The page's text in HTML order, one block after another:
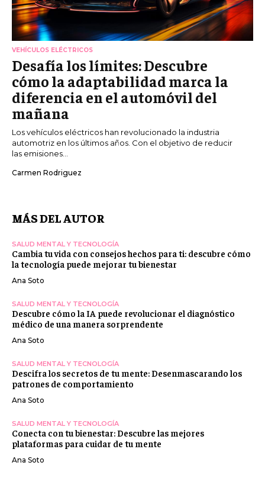
VEHÍCULOS ELÉCTRICOS
Desafía los límites: Descubre
cómo la adaptabilidad marca la
diferencia en el automóvil del
mañana
Los vehículos eléctricos han revolucionado la industria
automotriz en los últimos años. Con el objetivo de reducir
las emisiones...
Carmen Rodriguez
MÁS DEL AUTOR
SALUD MENTAL Y TECNOLOGÍA
Cambia tu vida con consejos hechos para ti: descubre cómo
la tecnología puede mejorar tu bienestar
Ana Soto
SALUD MENTAL Y TECNOLOGÍA
Descubre cómo la IA puede revolucionar el diagnóstico
médico de una manera sorprendente
Ana Soto
SALUD MENTAL Y TECNOLOGÍA
Descifra los secretos de tu mente: Desenmascarando los
patrones de comportamiento
Ana Soto
SALUD MENTAL Y TECNOLOGÍA
Conecta con tu bienestar: Descubre las mejores
plataformas para cuidar de tu mente
Ana Soto